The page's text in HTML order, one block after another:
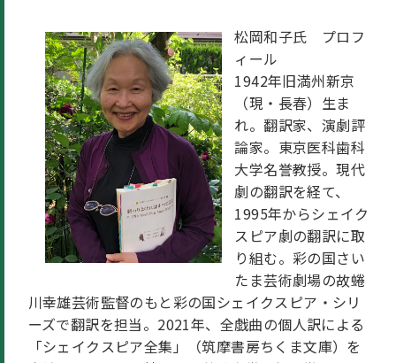
松岡和子氏　プロフ
ィール
1942年旧満州新京
（現・長春）生ま
れ。翻訳家、演劇評
論家。東京医科歯科
大学名誉教授。現代
劇の翻訳を経て、
1995年からシェイク
スピア劇の翻訳に取
り組む。彩の国さい
たま芸術劇場の故蜷
川幸雄芸術監督のもと彩の国シェイクスピア・シリ
ーズで翻訳を担当。2021年、全戯曲の個人訳による
「シェイクスピア全集」（筑摩書房ちくま文庫）を